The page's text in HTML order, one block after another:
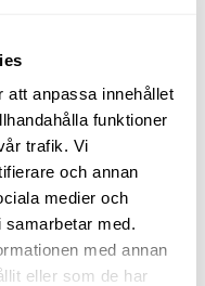
att anpassa innehållet
funktioner
trafik. Vi
och annan
medier och
med.
med annan
eller som de har
9,5
71,5
Slut i lager.
för eventuell leveranstid